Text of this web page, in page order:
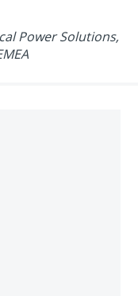
Power Solutions,